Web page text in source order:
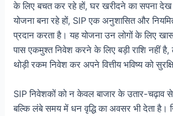
के लिए बचत कर रहे हों, घर खरीदने का सपना देख
योजना बना रहे हों, SIP एक अनुशासित और
प्रदान करता है। यह योजना उन लोगों के लिए
पास एकमुश्त निवेश करने के लिए बड़ी राशि नहीं
थोड़ी रकम निवेश कर अपने वित्तीय भविष्य को
SIP निवेशकों को न केवल बाजार के उतार-चढ़ाव
बल्कि लंबे समय में धन वृद्धि का अवसर भी देता है।